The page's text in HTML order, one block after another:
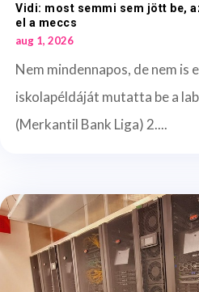
Vidi: most semmi sem jött be,
el a meccs
aug 1, 2026
Nem mindennapos, de nem is
iskolapéldáját mutatta be a
(Merkantil Bank Liga) 2....